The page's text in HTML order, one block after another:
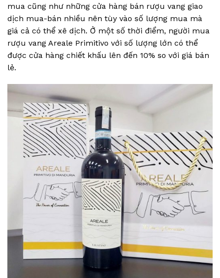
mua cũng như những cửa hàng bán rượu vang giao
dịch mua-bán nhiều nên tùy vào số lượng mua mà
giá cả có thể xê dịch. Ở một số thời điểm, người mua
rượu vang Areale Primitivo với số lượng lớn có thể
được cửa hàng chiết khấu lên đến 10% so với giá bán
lẻ.